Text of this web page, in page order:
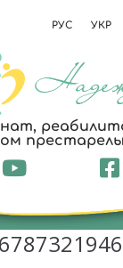
РУС УКР